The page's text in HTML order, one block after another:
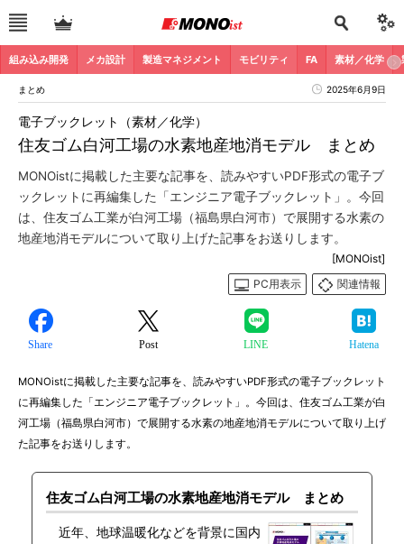
組み込み開発 メカ設計 製造マネジメント モビリティ FA 素材／化学
まとめ 2025年6月9日
住友ゴム白河工場の水素地産地消モデル まとめ
電子ブックレット（素材／化学）
MONOistに掲載した主要な記事を、読みやすいPDF形式の電子ブ
ックレットに再編集した「エンジニア電子ブックレット」。今回
は、住友ゴム工業が白河工場（福島県白河市）で展開する水素の
地産地消モデルについて取り上げた記事をお送りします。
[MONOist]
PC用表示
関連情報
Share Post LINE Hatena
MONOistに掲載した主要な記事を、読みやすいPDF形式の電子ブックレット
に再編集した「エンジニア電子ブックレット」。今回は、住友ゴム工業が白
河工場（福島県白河市）で展開する水素の地産地消モデルについて取り上げ
た記事をお送りします。
住友ゴム白河工場の水素地産地消モデル まとめ
近年、地球温暖化などを背景に国内